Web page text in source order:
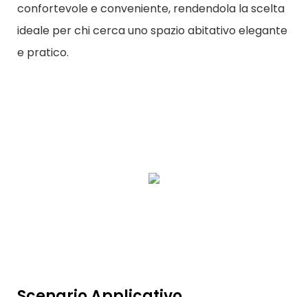
confortevole e conveniente, rendendola la scelta
ideale per chi cerca uno spazio abitativo elegante
e pratico.